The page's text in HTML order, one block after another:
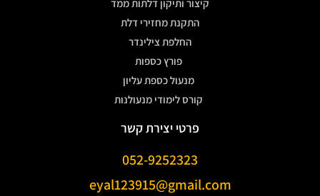
קיצור ותיקון דלתות ממד
התקנת מחזירי דלת
החלפת צילינדר
פורץ כספות
מנעול כספת עליון
קורס לימודי מנעולנות
פרטי יצירת קשר
052-9252323
eyal123915@gmail.com